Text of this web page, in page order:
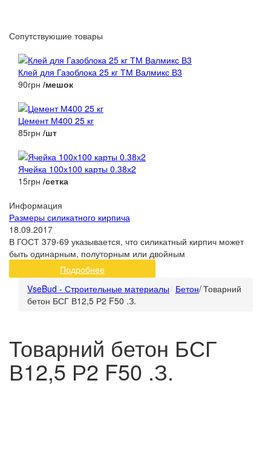
Сопутствуюшие товары
Клей для Газоблока 25 кг ТМ Валмикс В3
90грн /мешок
Цемент М400 25 кг
85грн /шт
Ячейка 100х100 карты 0.38х2
15грн /сетка
Информация
Размеры силикатного кирпича
18.09.2017
В ГОСТ 379-69 указывается, что силикатный кирпич может
быть одинарным, полуторным или двойным
Подробнее
VseBud - Строительные материалы Бетон/Товарний
бетон БСГ В12,5 Р2 F50 .З.
Товарний бетон БСГ
В12,5 Р2 F50 .З.